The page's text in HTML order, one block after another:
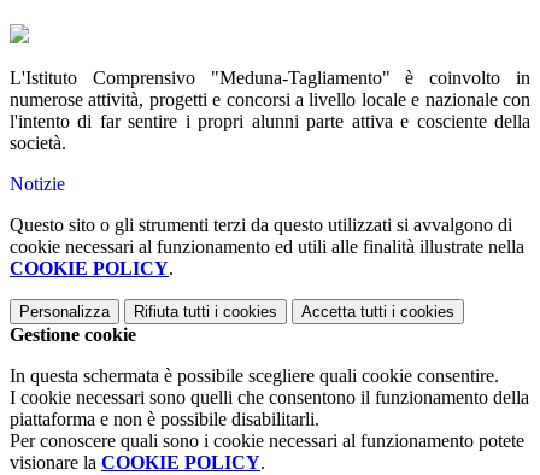
L'Istituto Comprensivo "Meduna-Tagliamento" è coinvolto in
numerose attività, progetti e concorsi a livello locale e nazionale con
l'intento di far sentire i propri alunni parte attiva e cosciente della
società.
Notizie
Questo sito o gli strumenti terzi da questo utilizzati si avvalgono di
cookie necessari al funzionamento ed utili alle finalità illustrate nella
COOKIE POLICY.
Personalizza Rifiuta tutti i cookies Accetta tutti i cookies
Gestione cookie
In questa schermata è possibile scegliere quali cookie consentire.
I cookie necessari sono quelli che consentono il funzionamento della
piattaforma e non è possibile disabilitarli.
Per conoscere quali sono i cookie necessari al funzionamento potete
visionare la COOKIE POLICY.